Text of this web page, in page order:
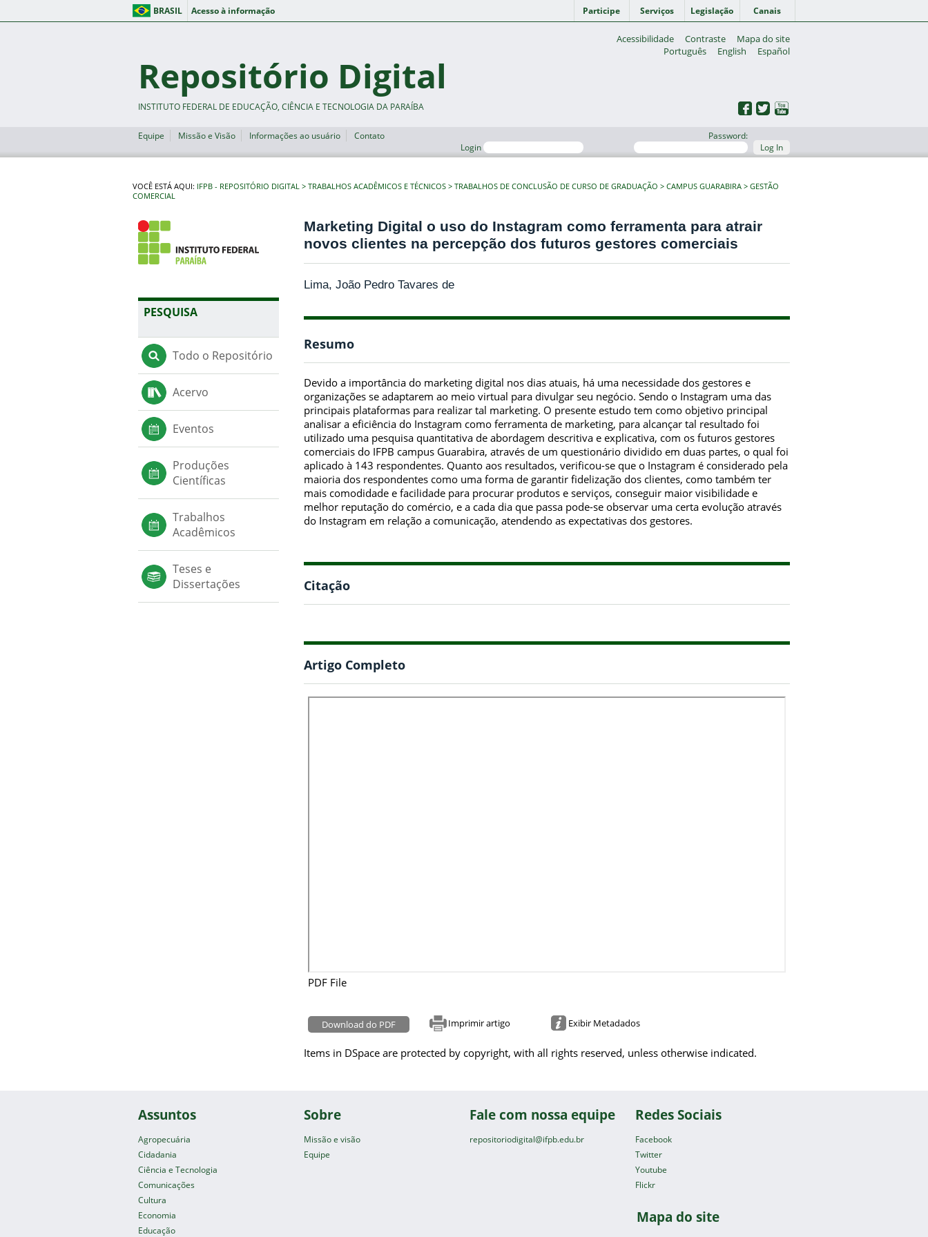
BRASIL Acesso à informação Participe Serviços Legislação Canais
Acessibilidade Contraste
Mapa do site
Português
English Español
Repositório Digital
INSTITUTO FEDERAL DE EDUCAÇÃO, CIÊNCIA E TECNOLOGIA DA PARAÍBA
Equipe Missão e Visão Informações ao usuário
Contato
Login
Password:
Log In
VOCÊ ESTÁ AQUI: IFPB - REPOSITÓRIO DIGITAL TRABALHOS ACADÊMICOS E TÉCNICOS TRABALHOS DE CONCLUSÃO DE CURSO DE GRADUAÇÃO CAMPUS GUARABIRA
GESTÃO
COMERCIAL
PESQUISA
Todo o Repositório
Acervo
Eventos
Produções
Científicas
Trabalhos
Acadêmicos
Teses e
Dissertações
Marketing Digital o uso do Instagram como ferramenta para atrair
novos clientes na percepção dos futuros gestores comerciais
Lima, João Pedro Tavares de
Resumo
Devido a importância do marketing digital nos dias atuais, há uma necessidade dos gestores e
organizações se adaptarem ao meio virtual para divulgar seu negócio. Sendo o Instagram uma das
principais plataformas para realizar tal marketing. O presente estudo tem como objetivo principal
analisar a eficiência do Instagram como ferramenta de marketing, para alcançar tal resultado foi
utilizado uma pesquisa quantitativa de abordagem descritiva e explicativa, com os futuros gestores
comerciais do IFPB campus Guarabira, através de um questionário dividido em duas partes, o qual foi
aplicado à 143 respondentes. Quanto aos resultados, verificou-se que o Instagram é considerado pela
maioria dos respondentes como uma forma de garantir fidelização dos clientes, como também ter
mais comodidade e facilidade para procurar produtos e serviços, conseguir maior visibilidade e
melhor reputação do comércio, e a cada dia que passa pode-se observar uma certa evolução através
do Instagram em relação a comunicação, atendendo as expectativas dos gestores.
Citação
Artigo Completo
PDF File
Download do PDF Imprimir artigo Exibir Metadados
Items in DSpace are protected by copyright, with all rights reserved, unless otherwise indicated.
Assuntos
Agropecuária
Cidadania
Ciência e Tecnologia
Comunicações
Cultura
Economia
Educação
Sobre
Missão e visão
Equipe
Fale com nossa equipe
repositoriodigital@ifpb.edu.br
Redes Sociais
Facebook
Twitter
Youtube
Flickr
Mapa do site